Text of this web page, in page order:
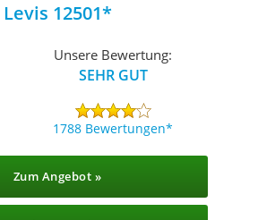
Levis 12501
Unsere Bewertung:
SEHR GUT
1788 Bewertungen
Zum Angebot »